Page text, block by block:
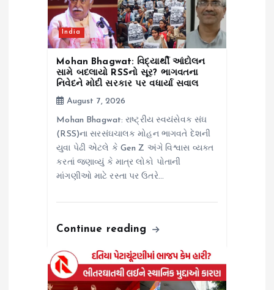
India
Mohan Bhagwat: વિદ્યાર્થી આંદોલન
સામે બદલાયો RSSનો સૂર? ભાગવતના
નિવેદને મોદી સરકાર પર વધાર્યા સવાલ
August 7, 2026
Mohan Bhagwat: રાષ્ટ્રીય સ્વયંસેવક સંઘ
(RSS)ના સરસંઘચાલક મોહન ભાગવતે દેશની
યુવા પેઢી એટલે કે Gen Z અંગે વિશ્વાસ વ્યક્ત
કરતાં જણાવ્યું કે માત્ર લોકો પોતાની
માંગણીઓ માટે રસ્તા પર ઉતરે…
Continue reading